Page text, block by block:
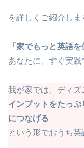
を詳しくご紹介しま
「家でもっと英語
あなたに、すぐ実践
我が家では、ディ
インプットをたっ
につなげる
という形でおうち英